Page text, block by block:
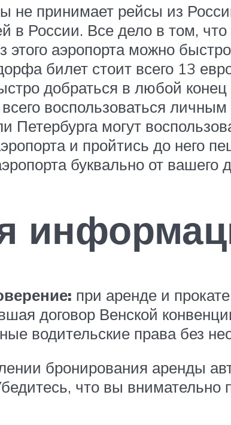
не принимает рейсы из
в России. Все дело в том,
этого аэропорта можно
билет стоит всего 13
добраться в любой
воспользоваться личным
Петербурга могут
и пройтись до него
буквально от вашего
при аренде и
договор Венской
водительские права без
бронирования аренды
что вы